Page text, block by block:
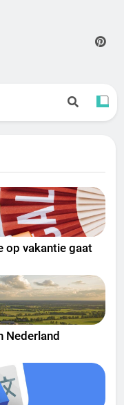
op vakantie gaat
Nederland